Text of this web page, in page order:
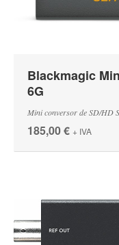
Blackmagic
6G
Mini conversor de SD/HD
185,00 € + IVA